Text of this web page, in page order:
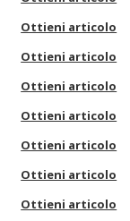
Ottieni articolo
Ottieni articolo
Ottieni articolo
Ottieni articolo
Ottieni articolo
Ottieni articolo
Ottieni articolo